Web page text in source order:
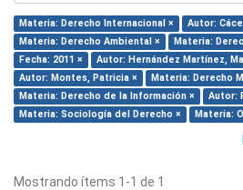
Materia: Derecho Internacional ×
Autor:
Materia: Derecho Ambiental ×
Materia:
Fecha: 2011 ×
Autor: Hernández Martínez,
Autor: Montes, Patricia ×
Materia: Derecho
Materia: Derecho de la Información ×
Autor:
Materia: Sociología del Derecho ×
Materia:
Mostrando ítems 1-1 de 1